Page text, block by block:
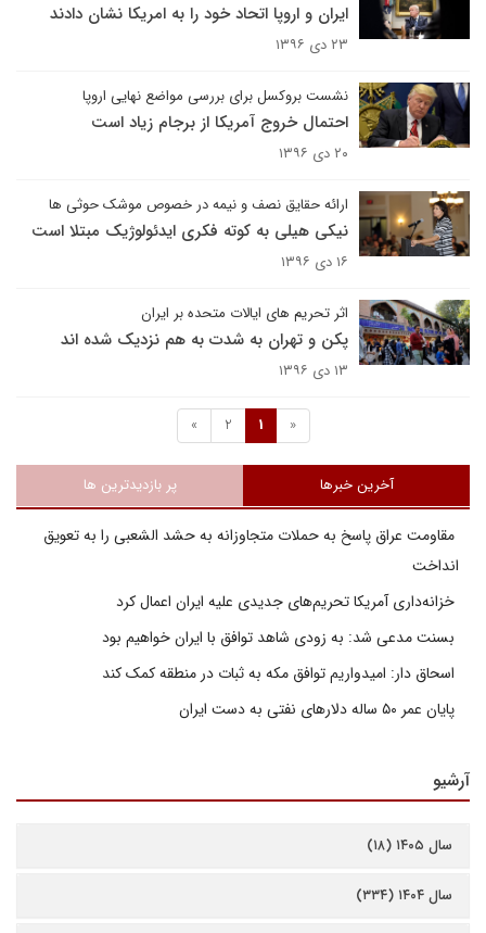
ایران و اروپا اتحاد خود را به امریکا نشان دادند
۲۳ دی ۱۳۹۶
نشست بروکسل برای بررسی مواضع نهایی اروپا
احتمال خروج آمریکا از برجام زیاد است
۲۰ دی ۱۳۹۶
ارائه حقایق نصف و نیمه در خصوص موشک حوثی ها
نیکی هیلی به کوته فکری ایدئولوژیک مبتلا است
۱۶ دی ۱۳۹۶
اثر تحریم های ایالات متحده بر ایران
پکن و تهران به شدت به هم نزدیک شده اند
۱۳ دی ۱۳۹۶
«
1
2
»
آخرین خبرها پر بازدیدترین ها
مقاومت عراق پاسخ به حملات متجاوزانه به حشد الشعبی را به تعویق
انداخت
خزانه‌داری آمریکا تحریم‌های جدیدی علیه ایران اعمال کرد
بسنت مدعی شد: به زودی شاهد توافق با ایران خواهیم بود
اسحاق دار: امیدواریم توافق مکه به ثبات در منطقه کمک کند
پایان عمر ۵۰ ساله دلارهای نفتی به دست ایران
آرشیو
سال ۱۴۰۵ (۱۸)
سال ۱۴۰۴ (۳۳۴)